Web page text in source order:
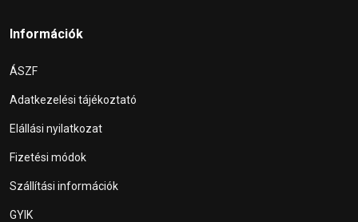
Információk
ÁSZF
Adatkezelési tájékoztató
Elállási nyilatkozat
Fizetési módok
Szállítási információk
GYIK